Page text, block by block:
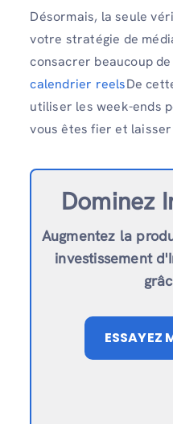
Désormais, la seule
votre stratégie de
consacrer beaucoup
calendrier reelsDe
utiliser les week-ends
vous êtes fier et
Dominez
Augmentez la
investissement
ESSAYEZ